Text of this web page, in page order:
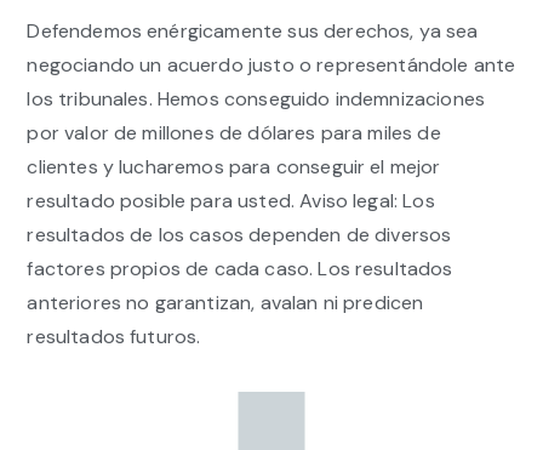
Defendemos enérgicamente sus derechos, ya sea
negociando un acuerdo justo o representándole ante
los tribunales. Hemos conseguido indemnizaciones
por valor de millones de dólares para miles de
clientes y lucharemos para conseguir el mejor
resultado posible para usted. Aviso legal: Los
resultados de los casos dependen de diversos
factores propios de cada caso. Los resultados
anteriores no garantizan, avalan ni predicen
resultados futuros.